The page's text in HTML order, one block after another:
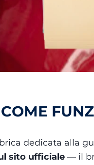
dedicata alla
sito ufficiale — il